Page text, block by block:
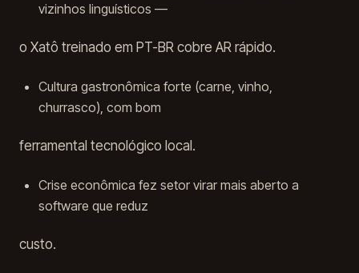
vizinhos linguísticos —
o Xatô treinado em PT-BR cobre AR rápido.
Cultura gastronômica forte (carne, vinho,
churrasco), com bom
ferramental tecnológico local.
Crise econômica fez setor virar mais aberto a
software que reduz
custo.